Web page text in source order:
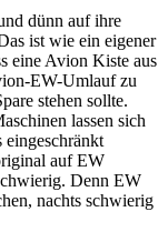
dünn auf ihre
ist wie ein eigener
eine Avion Kiste aus
EW-Umlauf zu
stehen sollte.
lassen sich
auf EW
Denn EW
nachts schwierig